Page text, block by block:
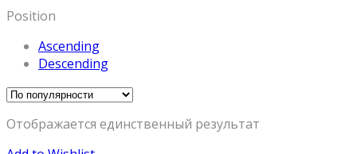
Position
Ascending
Descending
Отображается единственный результат